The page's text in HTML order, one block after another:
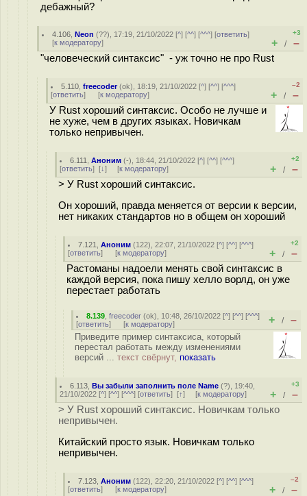
дебажный?
4.106 ,Neon (??), 17:19, 21/10/2022 [^] [^^] [^^^] [ответить]
[к модератору]
+3
+ / –
"человеческий синтаксис" - уж точно не про Rust
5.110 ,freecoder(ok), 18:19, 21/10/2022 [^] [^^] [^^^]
[ответить] [к модератору]
–2
+ / –
У Rust хороший синтаксис. Особо не лучше и
не хуже, чем в других языках. Новичкам
только непривычен.
6.111 ,Аноним (-), 18:44, 21/10/2022 [^] [^^] [^^^]
[ответить] [↓] [к модератору]
+2
+ / –
> У Rust хороший синтаксис.
Он хороший, правда меняется от версии к версии,
нет никаких стандартов но в общем он хороший
7.121 ,Аноним (122), 22:07, 21/10/2022 [^] [^^] [^^^]
[ответить] [к модератору]
+2
+ / –
Растоманы надоели менять свой синтаксис в
каждой версия, пока пишу хелло ворлд, он уже
перестает работать
8.139 ,freecoder (ok), 10:48, 26/10/2022 [^] [^^] [^^^]
[ответить] [к модератору] + / –
Приведите пример синтаксиса, который
перестал работать между изменениями
версий ... текст свёрнут, показать
6.113 ,Вы забыли заполнить поле Name (?), 19:40,
21/10/2022 [^] [^^] [^^^] [ответить] [↑] [к модератору]
+3
+ / –
> У Rust хороший синтаксис. Новичкам только
непривычен.
Китайский просто язык. Новичкам только
непривычен.
7.123 ,Аноним (122), 22:20, 21/10/2022 [^] [^^] [^^^]
[ответить] [к модератору]
–2
+ / –